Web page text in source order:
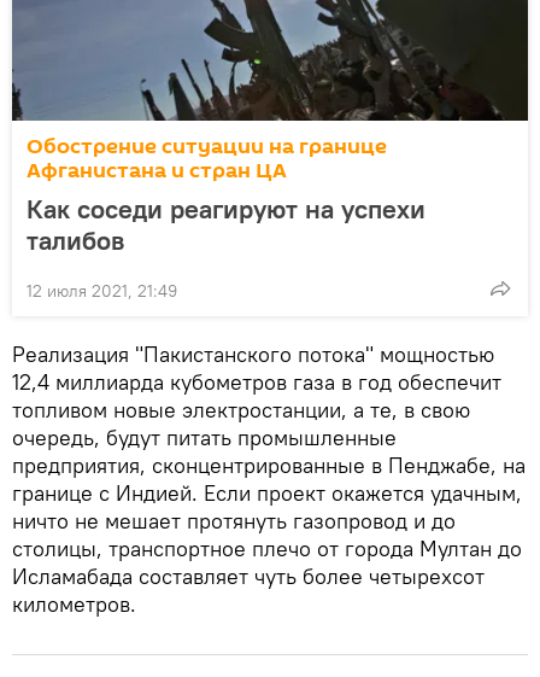
Обострение ситуации на границе
Афганистана и стран ЦА
Как соседи реагируют на успехи
талибов
12 июля 2021, 21:49
Реализация "Пакистанского потока" мощностью
12,4 миллиарда кубометров газа в год обеспечит
топливом новые электростанции, а те, в свою
очередь, будут питать промышленные
предприятия, сконцентрированные в Пенджабе, на
границе с Индией. Если проект окажется удачным,
ничто не мешает протянуть газопровод и до
столицы, транспортное плечо от города Мултан до
Исламабада составляет чуть более четырехсот
километров.